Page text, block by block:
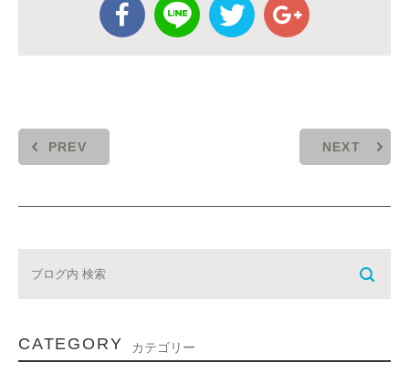
PREV NEXT
CATEGORY カテゴリー